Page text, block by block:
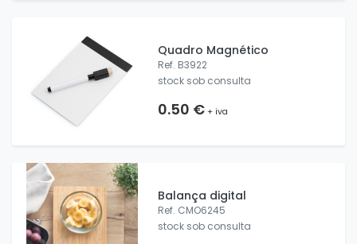
Quadro Magnético
Ref. B3922
stock sob consulta
0.50 €+ iva
Balança digital
Ref. CMO6245
stock sob consulta